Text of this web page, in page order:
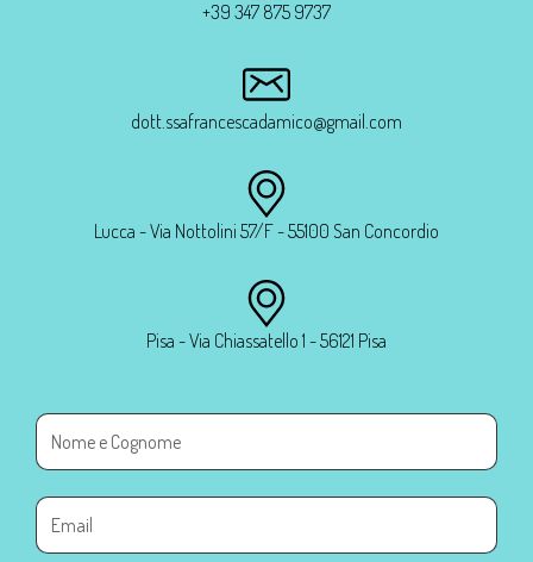
+39 347 875 9737
dott.ssafrancescadamico@gmail.com
Lucca - Via Nottolini 57/F - 55100 San Concordio
Pisa - Via Chiassatello 1 - 56121 Pisa